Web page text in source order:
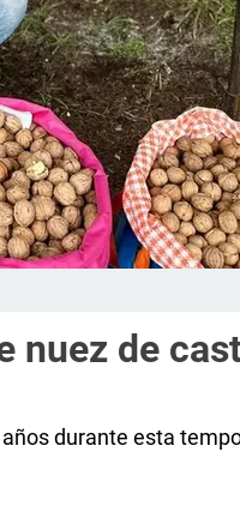
nuez de
durante esta